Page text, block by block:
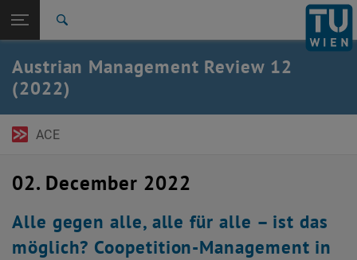
TU Login
Top menu level
TU Wien Academy
Back: list subpages of parent page Austrian Management Review
Austrian Management Review
Austrian Management Review 12
(2022)
ACE
02. December 2022
Alle gegen alle, alle für alle – ist das
möglich? Coopetition-Management in